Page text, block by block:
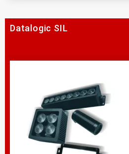
Datalogic SIL